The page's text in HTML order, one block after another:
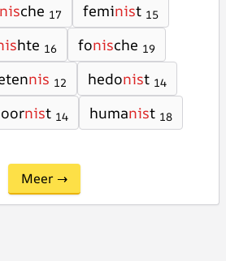
nische 17 feminist 15
hte 16 fonische 19
nis 12 hedonist 14
nist 14 humanist 18
Meer →